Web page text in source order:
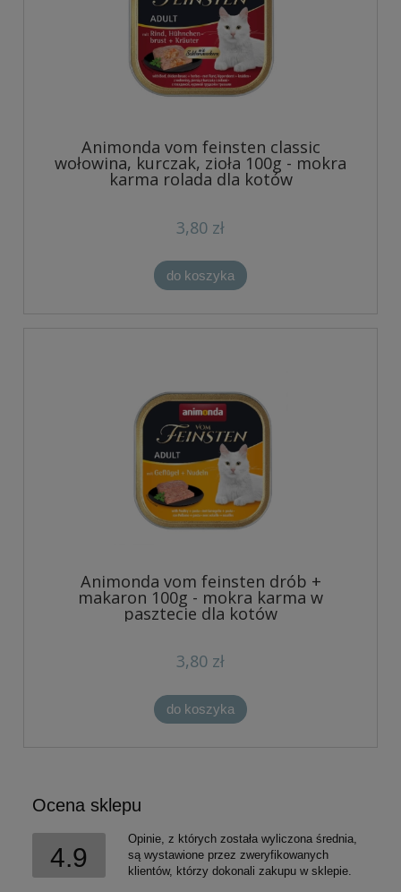
Animonda vom feinsten classic
wołowina, kurczak, zioła 100g - mokra
karma rolada dla kotów
3,80 zł
do koszyka
Animonda vom feinsten drób +
makaron 100g - mokra karma w
pasztecie dla kotów
3,80 zł
do koszyka
Ocena sklepu
4.9
Opinie, z których została wyliczona średnia,
są wystawione przez zweryfikowanych
klientów, którzy dokonali zakupu w sklepie.